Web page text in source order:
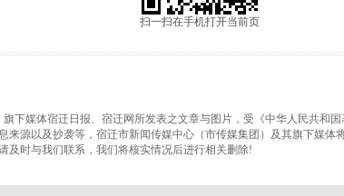
扫一扫在手机打开当前页
下媒体宿迁日报、宿迁网所发表之文章与图片，受《中华人民共和
来源以及抄袭等，宿迁市新闻传媒中心（市传媒集团）及其旗下媒体
及时与我们联系，我们将核实情况后进行相关删除!